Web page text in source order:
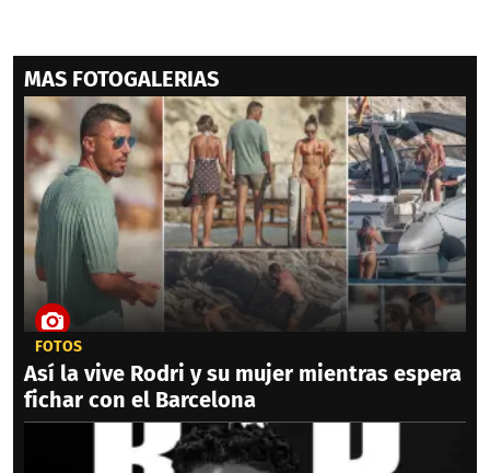
MAS FOTOGALERIAS
FOTOS
Así la vive Rodri y su mujer mientras espera
fichar con el Barcelona